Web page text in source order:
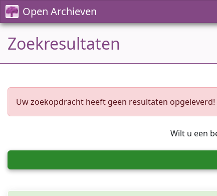
Open Archieven
Zoekresultaten
Uw zoekopdracht heeft geen resultaten opgeleverd!
Wilt u een